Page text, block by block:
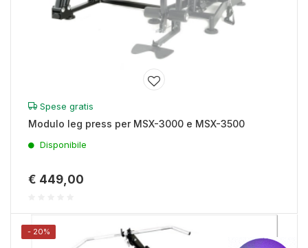
Spese gratis
Modulo leg press per MSX-3000 e MSX-3500
Disponibile
€ 449,00
- 20%